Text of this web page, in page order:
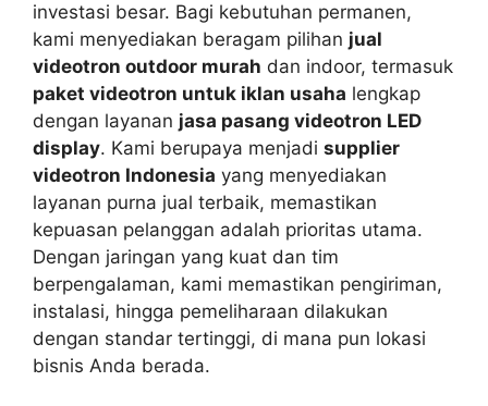
investasi besar. Bagi kebutuhan permanen,
kami menyediakan beragam pilihan jual
videotron outdoor murah dan indoor, termasuk
paket videotron untuk iklan usaha lengkap
dengan layanan jasa pasang videotron LED
display. Kami berupaya menjadi supplier
videotron Indonesia yang menyediakan
layanan purna jual terbaik, memastikan
kepuasan pelanggan adalah prioritas utama.
Dengan jaringan yang kuat dan tim
berpengalaman, kami memastikan pengiriman,
instalasi, hingga pemeliharaan dilakukan
dengan standar tertinggi, di mana pun lokasi
bisnis Anda berada.